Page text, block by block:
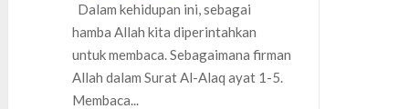
Dalam kehidupan ini, sebagai
hamba Allah kita diperintahkan
untuk membaca. Sebagaimana firman
Allah dalam Surat Al-Alaq ayat 1-5.
Membaca...